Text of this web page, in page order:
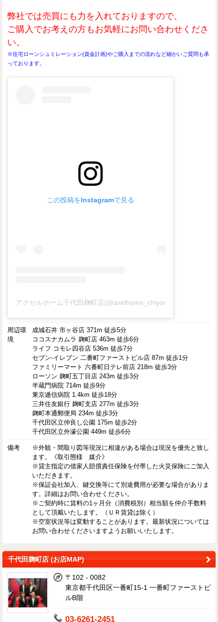
弊社では売買にも力を入れておりますので、
ご購入でお考えの方もお気軽にお問い合わせくださ
い。
※住宅ローンシュミレーション(資金計画)やご購入までの流れなど細かいご質問も承
っております。
この投稿をInstagramで見る
アクセルホーム千代田麹町店(@axelhome_chiyodakojimachi)が
周辺環
境
成城石井 市ヶ谷店 371m 徒歩5分
ココスナカムラ 麹町店 463m 徒歩6分
ライフ コモレ四谷店 536m 徒歩7分
セブン-イレブン 二番町ファーストビル店 87m 徒歩1分
ファミリーマート 六番町日テレ前店 218m 徒歩3分
ローソン 麹町五丁目店 243m 徒歩3分
半蔵門病院 714m 徒歩9分
東京逓信病院 1.4km 徒歩18分
三井住友銀行 麹町支店 277m 徒歩3分
麹町本通郵便局 234m 徒歩3分
千代田区立仲良し公園 175m 徒歩2分
千代田区立外濠公園 449m 徒歩6分
備考
※外観・間取り図等現況に相違がある場合は現況を優先と致し
ます。《取引態様 媒介》
※貸主指定の借家人賠償責任保険を付帯した火災保険にご加入
いただきます。
※保証会社加入、鍵交換等にて別途費用が必要な場合がありま
す。詳細はお問い合わせください。
※ご契約時に賃料の1ヶ月分（消費税別）相当額を仲介手数料
として頂戴いたします。（ＵＲ賃貸は除く）
※空室状況等は変動することがあります。最新状況については
お問い合わせくださいますようお願いいたします。
千代田麹町店 (お店MAP)
〒102 - 0082
東京都千代田区一番町15-1 一番町ファーストビ
ルB階
03-6261-2451